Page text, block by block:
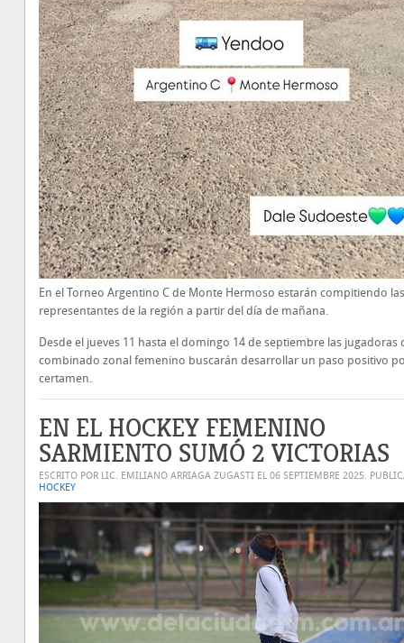
En el Torneo Argentino C de Monte Hermoso estarán compitiendo las
representantes de la región a partir del día de mañana.
Desde el jueves 11 hasta el domingo 14 de septiembre las jugadoras
combinado zonal femenino buscarán desarrollar un paso positivo
certamen.
EN EL HOCKEY FEMENINO
SARMIENTO SUMÓ 2 VICTORIAS
ESCRITO POR LIC. EMILIANO ARRIAGA ZUGASTI EL 06 SEPTIEMBRE 2025.
HOCKEY